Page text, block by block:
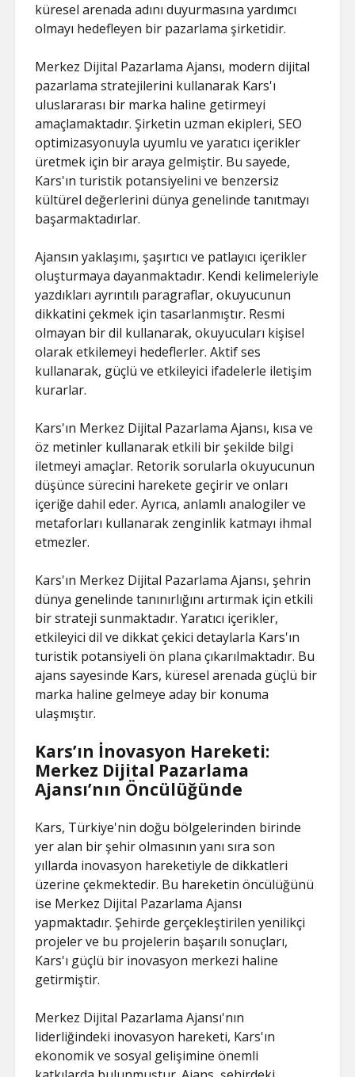
küresel arenada adını duyurmasına yardımcı
olmayı hedefleyen bir pazarlama şirketidir.
Merkez Dijital Pazarlama Ajansı, modern dijital
pazarlama stratejilerini kullanarak Kars'ı
uluslararası bir marka haline getirmeyi
amaçlamaktadır. Şirketin uzman ekipleri, SEO
optimizasyonuyla uyumlu ve yaratıcı içerikler
üretmek için bir araya gelmiştir. Bu sayede,
Kars'ın turistik potansiyelini ve benzersiz
kültürel değerlerini dünya genelinde tanıtmayı
başarmaktadırlar.
Ajansın yaklaşımı, şaşırtıcı ve patlayıcı içerikler
oluşturmaya dayanmaktadır. Kendi kelimeleriyle
yazdıkları ayrıntılı paragraflar, okuyucunun
dikkatini çekmek için tasarlanmıştır. Resmi
olmayan bir dil kullanarak, okuyucuları kişisel
olarak etkilemeyi hedeflerler. Aktif ses
kullanarak, güçlü ve etkileyici ifadelerle iletişim
kurarlar.
Kars'ın Merkez Dijital Pazarlama Ajansı, kısa ve
öz metinler kullanarak etkili bir şekilde bilgi
iletmeyi amaçlar. Retorik sorularla okuyucunun
düşünce sürecini harekete geçirir ve onları
içeriğe dahil eder. Ayrıca, anlamlı analogiler ve
metaforları kullanarak zenginlik katmayı ihmal
etmezler.
Kars'ın Merkez Dijital Pazarlama Ajansı, şehrin
dünya genelinde tanınırlığını artırmak için etkili
bir strateji sunmaktadır. Yaratıcı içerikler,
etkileyici dil ve dikkat çekici detaylarla Kars'ın
turistik potansiyeli ön plana çıkarılmaktadır. Bu
ajans sayesinde Kars, küresel arenada güçlü bir
marka haline gelmeye aday bir konuma
ulaşmıştır.
Kars’ın İnovasyon Hareketi:
Merkez Dijital Pazarlama
Ajansı’nın Öncülüğünde
Kars, Türkiye'nin doğu bölgelerinden birinde
yer alan bir şehir olmasının yanı sıra son
yıllarda inovasyon hareketiyle de dikkatleri
üzerine çekmektedir. Bu hareketin öncülüğünü
ise Merkez Dijital Pazarlama Ajansı
yapmaktadır. Şehirde gerçekleştirilen yenilikçi
projeler ve bu projelerin başarılı sonuçları,
Kars'ı güçlü bir inovasyon merkezi haline
getirmiştir.
Merkez Dijital Pazarlama Ajansı'nın
liderliğindeki inovasyon hareketi, Kars'ın
ekonomik ve sosyal gelişimine önemli